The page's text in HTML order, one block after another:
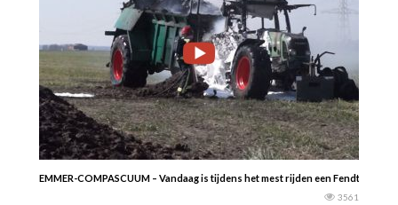
EMMER-COMPASCUUM – Vandaag is tijdens het mest rijden een Fendt
3561